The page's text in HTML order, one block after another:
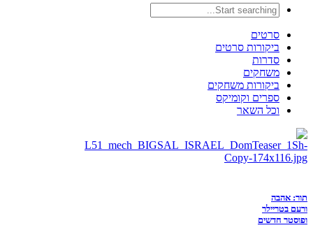
סרטים
ביקורות סרטים
סדרות
משחקים
ביקורות משחקים
ספרים וקומיקס
וכל השאר
תור: אהבה
ורעם בטריילר
ופוסטר חדשים